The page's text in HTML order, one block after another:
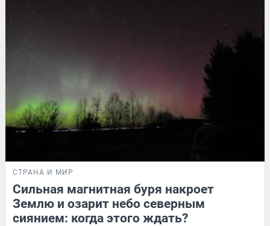
СТРАНА И МИР
Сильная магнитная буря накроет
Землю и озарит небо северным
сиянием: когда этого ждать?